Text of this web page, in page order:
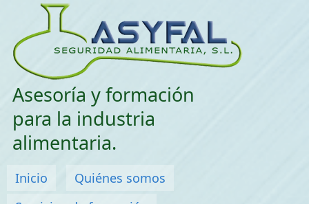
Asesoría y formación
para la industria
alimentaria.
Menú principal
Inicio
Quiénes somos